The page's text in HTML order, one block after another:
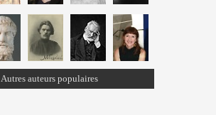
Autres auteurs populaires